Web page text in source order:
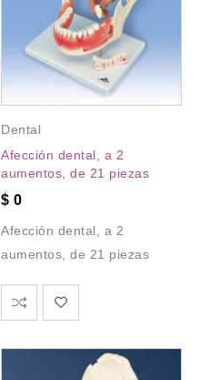
Dental
Afección dental, a 2
aumentos, de 21 piezas
$ 0
Afección dental, a 2
aumentos, de 21 piezas